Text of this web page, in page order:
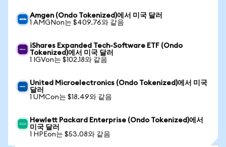
Amgen (Ondo Tokenized)에서 미국 달러
1 AMGNon는 $409.76와 같음
iShares Expanded Tech-Software ETF (Ondo
Tokenized)에서 미국 달러
1 IGVon는 $102.18와 같음
United Microelectronics (Ondo Tokenized)에서 미국
달러
1 UMCon는 $18.49와 같음
Hewlett Packard Enterprise (Ondo Tokenized)에서
미국 달러
1 HPEon는 $53.08와 같음